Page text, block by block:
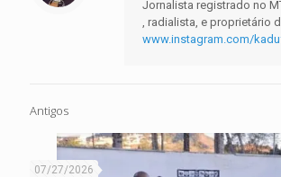
Jornalista registrado no
, radialista, e proprietário
www.instagram.com/
Antigos
07/27/2026